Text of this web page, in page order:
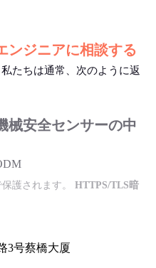
ンジニアに相談する
たちは通常、次のように返
械安全センサーの中
保護されます。HTTPS/TLS暗
3号蔡橋大厦